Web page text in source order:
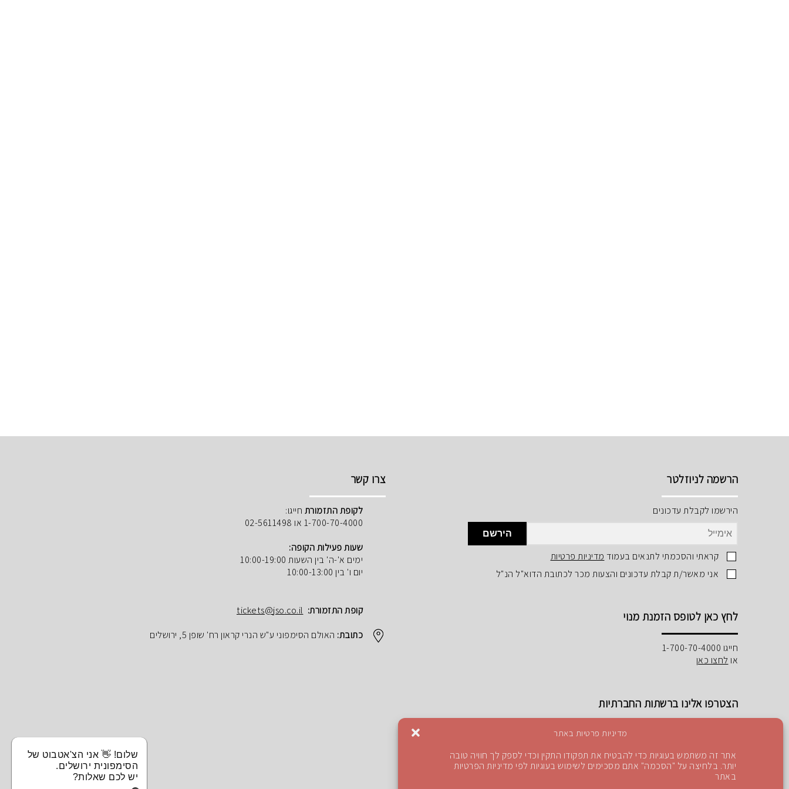
מדיניות פרטיות באתר
אתר זה משתמש בעוגיות כדי להבטיח את תפקודו התקין וכדי לספק לך חוויה טובה
יותר. בלחיצה על "הסכמה" אתם מסכימים לשימוש בעוגיות לפי מדיניות הפרטיות
באתר
הרשמה לניוזלטר
הירשמו לקבלת עדכונים
הירשם
קראתי והסכמתי לתנאים בעמוד מדיניות פרטיות
אני מאשר/ת קבלת עדכונים והצעות מכר לכתובת הדוא"ל הנ"ל
לחץ כאן לטופס הזמנת מנוי
חייגו 1-700-70-4000
או לחצו כאן
הצטרפו אלינו ברשתות החברתיות
facebook
YouTube
Blog
Instagram
צרו קשר
לקופת התזמורת חייגו:
1-700-70-4000 או 02-5611498
שעות פעילות הקופה:
ימים א'-ה' בין השעות 10:00-19:00
יום ו' בין 10:00-13:00
קופת התזמורת: tickets@jso.co.il
כתובת: האולם הסימפוני ע"ש הנרי קראון רח' שופן 5, ירושלים
שלום! 👋 אני הצ'אטבוט של
הסימפונית ירושלים.
יש לכם שאלות?